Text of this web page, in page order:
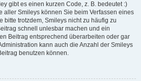
gibt es einen kurzen Code, z. B. bedeutet :)
aller Smileys können Sie beim Verfassen eines
bitte trotzdem, Smileys nicht zu häufig zu
schnell unlesbar machen und ein
Beitrag entsprechend überarbeiten oder gar
kann auch die Anzahl der Smileys
benutzen können.